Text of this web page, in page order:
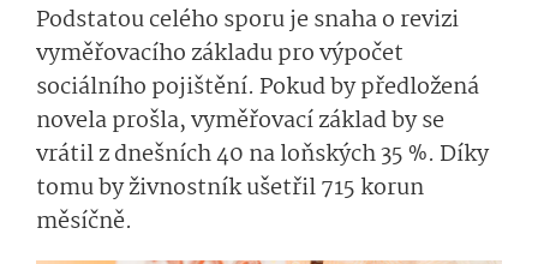
Podstatou celého sporu je snaha o revizi
vyměřovacího základu pro výpočet
sociálního pojištění. Pokud by předložená
novela prošla, vyměřovací základ by se
vrátil z dnešních 40 na loňských 35 %. Díky
tomu by živnostník ušetřil 715 korun
měsíčně.